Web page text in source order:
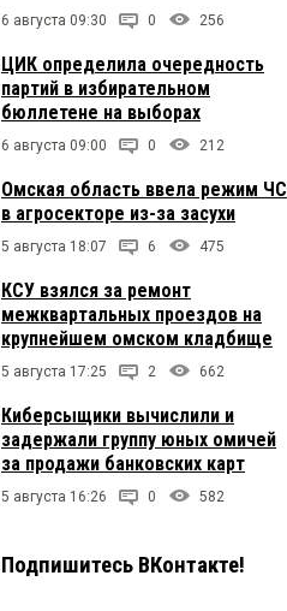
6 августа 09:30 0 256
ЦИК определила очередность
партий в избирательном
бюллетене на выборах
6 августа 09:00 0 212
Омская область ввела режим ЧС
в агросекторе из-за засухи
5 августа 18:07 6 475
КСУ взялся за ремонт
межквартальных проездов на
крупнейшем омском кладбище
5 августа 17:25 2 662
Киберсыщики вычислили и
задержали группу юных омичей
за продажи банковских карт
5 августа 16:26 0 582
Подпишитесь ВКонтакте!